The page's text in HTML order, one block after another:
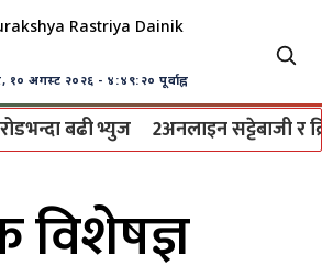
१० अगस्ट २०२६ - ४:४९:२० पूर्वाह्न
बढी भ्युज 2 अनलाइन सट्टेबाजी र
विशेषज्ञ